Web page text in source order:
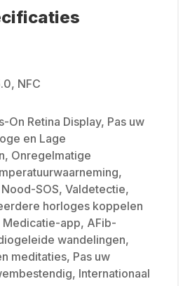
NFC
On Retina Display, Pas uw
en Lage
Onregelmatige
SOS, Valdetectie,
horloges koppelen
Medicatie-app, AFib-
wandelingen,
meditaties, Pas uw
Internationaal